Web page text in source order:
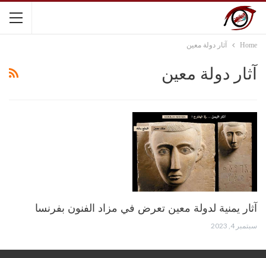
Home آثار دولة معين
آثار دولة معين
آثار يمنية لدولة معين تعرض في مزاد الفنون بفرنسا
سبتمبر 4, 2023